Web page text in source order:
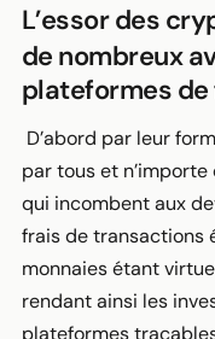
L’essor des
de nombreux
plateformes
D’abord par leur
par tous et
qui incombent aux
frais de transactions
monnaies étant
rendant ainsi les
plateformes